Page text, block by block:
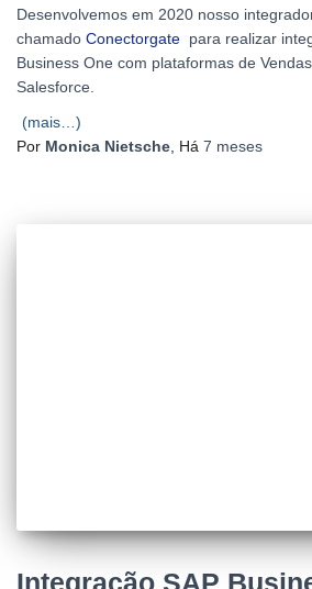
Desenvolvemos em 2020 nosso
chamado Conectorgate para realizar
Business One com plataformas de
Salesforce.
(mais…)
Por Monica Nietsche, Há 7 meses
Integração SAP